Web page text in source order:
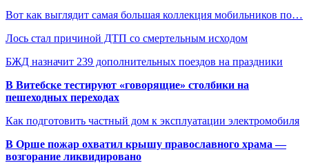
Вот как выглядит самая большая коллекция мобильников по…
Лось стал причиной ДТП со смертельным исходом
БЖД назначит 239 дополнительных поездов на праздники
В Витебске тестируют «говорящие» столбики на
пешеходных переходах
Как подготовить частный дом к эксплуатации электромобиля
В Орше пожар охватил крышу православного храма —
возгорание ликвидировано